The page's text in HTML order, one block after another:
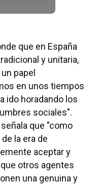
que en España
y unitaria,
papel
en unos tiempos
ido horadando los
sociales".
que "como
la era de
aceptar y
otros agentes
una genuina y